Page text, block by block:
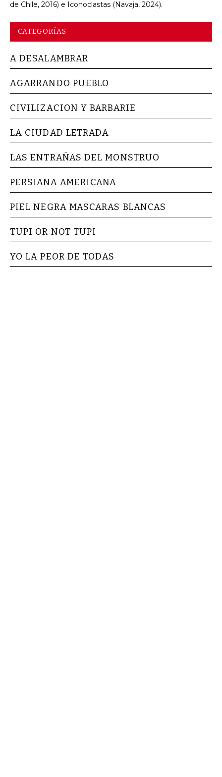
de Chile, 2016) e Iconoclastas (Navaja, 2024).
CATEGORÍAS
A DESALAMBRAR
AGARRANDO PUEBLO
CIVILIZACION Y BARBARIE
LA CIUDAD LETRADA
LAS ENTRAÑAS DEL MONSTRUO
PERSIANA AMERICANA
PIEL NEGRA MASCARAS BLANCAS
TUPI OR NOT TUPI
YO LA PEOR DE TODAS